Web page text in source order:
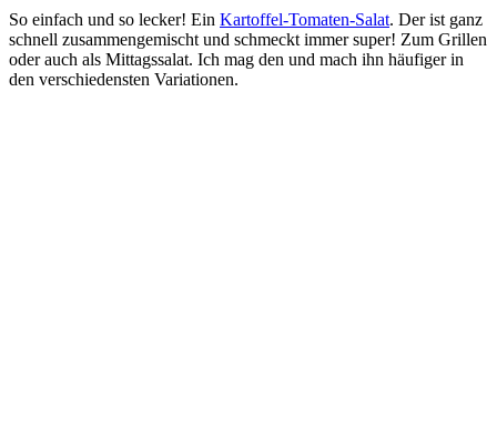
So einfach und so lecker! Ein Kartoffel-Tomaten-Salat. Der ist ganz
schnell zusammengemischt und schmeckt immer super! Zum Grillen
oder auch als Mittagssalat. Ich mag den und mach ihn häufiger in
den verschiedensten Variationen.